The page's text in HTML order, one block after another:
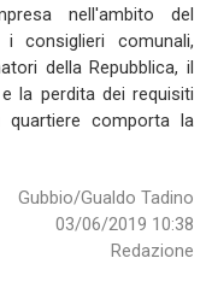
nell'ambito del
consiglieri comunali,
della Repubblica, il
la perdita dei requisiti
quartiere comporta la
Gubbio/Gualdo Tadino
03/06/2019 10:38
Redazione